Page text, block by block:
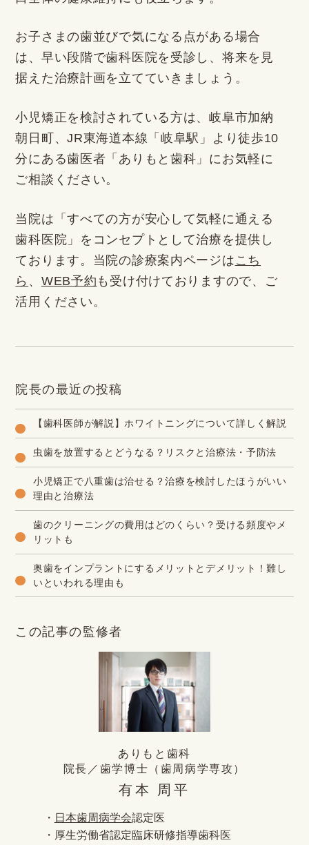
お子さまの歯並びで気になる点がある場合
は、早い段階で歯科医院を受診し、将来を見
据えた治療計画を立てていきましょう。
小児矯正を検討されている方は、岐阜市加納
朝日町、JR東海道本線「岐阜駅」より徒歩10
分にある歯医者「ありもと歯科」にお気軽に
ご相談ください。
当院は「すべての方が安心して気軽に通える
歯科医院」をコンセプトとして治療を提供し
ております。当院の診療案内ページは こち
ら 、 WEB予約 も受け付けておりますので、ご
活用ください。
院長の最近の投稿
【歯科医師が解説】ホワイトニングについて詳しく解説
虫歯を放置するとどうなる？リスクと治療法・予防法
小児矯正で八重歯は治せる？治療を検討したほうがいい
理由と治療法
歯のクリーニングの費用はどのくらい？受ける頻度やメ
リットも
奥歯をインプラントにするメリットとデメリット！難し
いといわれる理由も
この記事の監修者
ありもと歯科
院長／歯学博士（歯周病学専攻）
有本 周平
・ 日本歯周病学会認定医
・厚生労働省認定臨床研修指導歯科医